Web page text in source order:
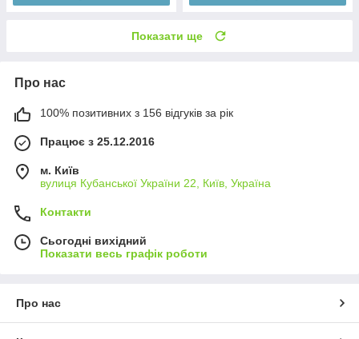
Показати ще
Про нас
100% позитивних з 156 відгуків за рік
Працює з 25.12.2016
м. Київ
вулиця Кубанської України 22, Київ, Україна
Контакти
Сьогодні вихідний
Показати весь графік роботи
Про нас